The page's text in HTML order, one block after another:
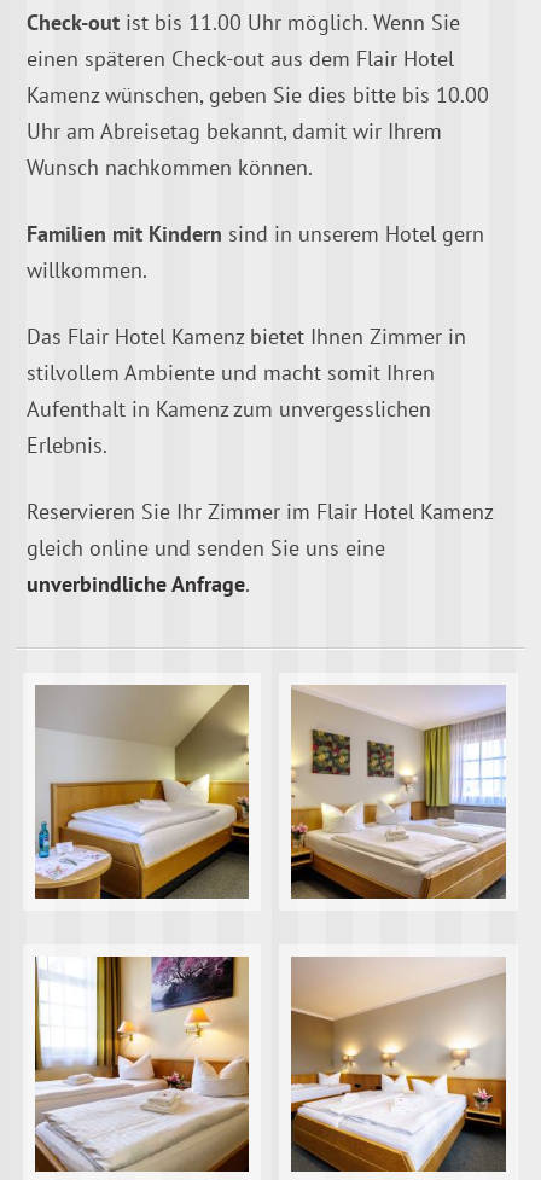
Check-outist bis 11.00 Uhr möglich. Wenn Sie
einen späteren Check-out aus dem Flair Hotel
Kamenz wünschen, geben Sie dies bitte bis 10.00
Uhr am Abreisetag bekannt, damit wir Ihrem
Wunsch nachkommen können.
Familien mit Kindern sind in unserem Hotel gern
willkommen.
Das Flair Hotel Kamenz bietet Ihnen Zimmer in
stilvollem Ambiente und macht somit Ihren
Aufenthalt in Kamenz zum unvergesslichen
Erlebnis.
Reservieren Sie Ihr Zimmer im Flair Hotel Kamenz
gleich online und senden Sie uns eine
unverbindliche Anfrage.